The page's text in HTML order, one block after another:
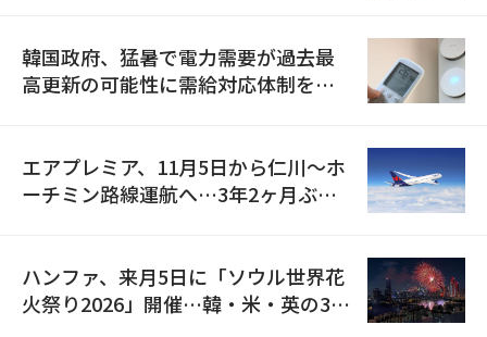
韓国政府、猛暑で電力需要が過去最
高更新の可能性に需給対応体制を点
エアプレミア、11月5日から仁川〜ホ
ーチミン路線運航へ…3年2ヶ月ぶり
ハンファ、来月5日に「ソウル世界花
火祭り2026」開催…韓・米・英の3カ